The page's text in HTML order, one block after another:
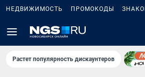
НЕДВИЖИМОСТЬ ПРОМОКОДЫ
Растет популярность дискаунтеров